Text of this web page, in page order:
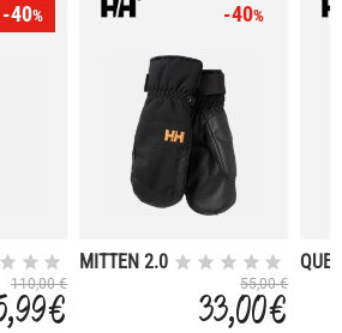
-40%
110,00 €
€
-40%
MITTEN 2.0
55,00 €
33,00 €